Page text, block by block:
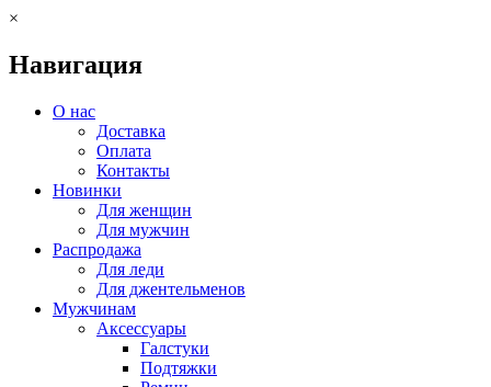
×
Навигация
О нас
Доставка
Оплата
Контакты
Новинки
Для женщин
Для мужчин
Распродажа
Для леди
Для джентельменов
Мужчинам
Аксессуары
Галстуки
Подтяжки